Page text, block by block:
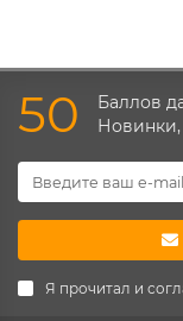
50
Баллов
Новинки,
Я прочитал и